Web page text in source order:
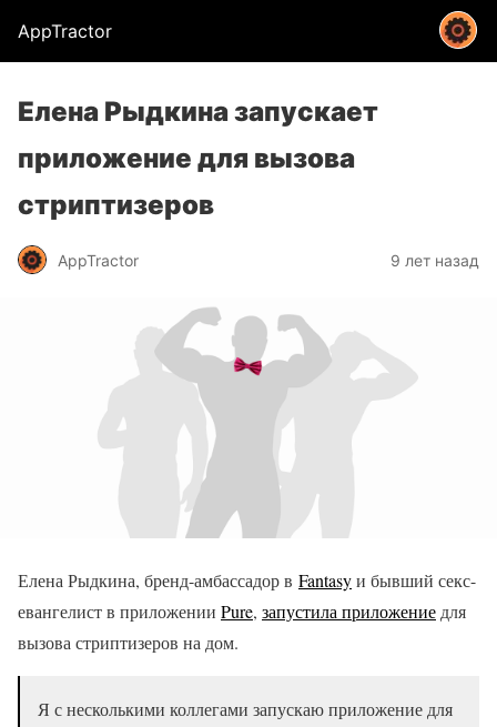
AppTractor
Елена Рыдкина запускает
приложение для вызова
стриптизеров
AppTractor 9 лет назад
Елена Рыдкина, бренд-амбассадор в Fantasyи бывший секс-
евангелист в приложении Pure, запустила приложениедля
вызова стриптизеров на дом.
Я с несколькими коллегами запускаю приложение для